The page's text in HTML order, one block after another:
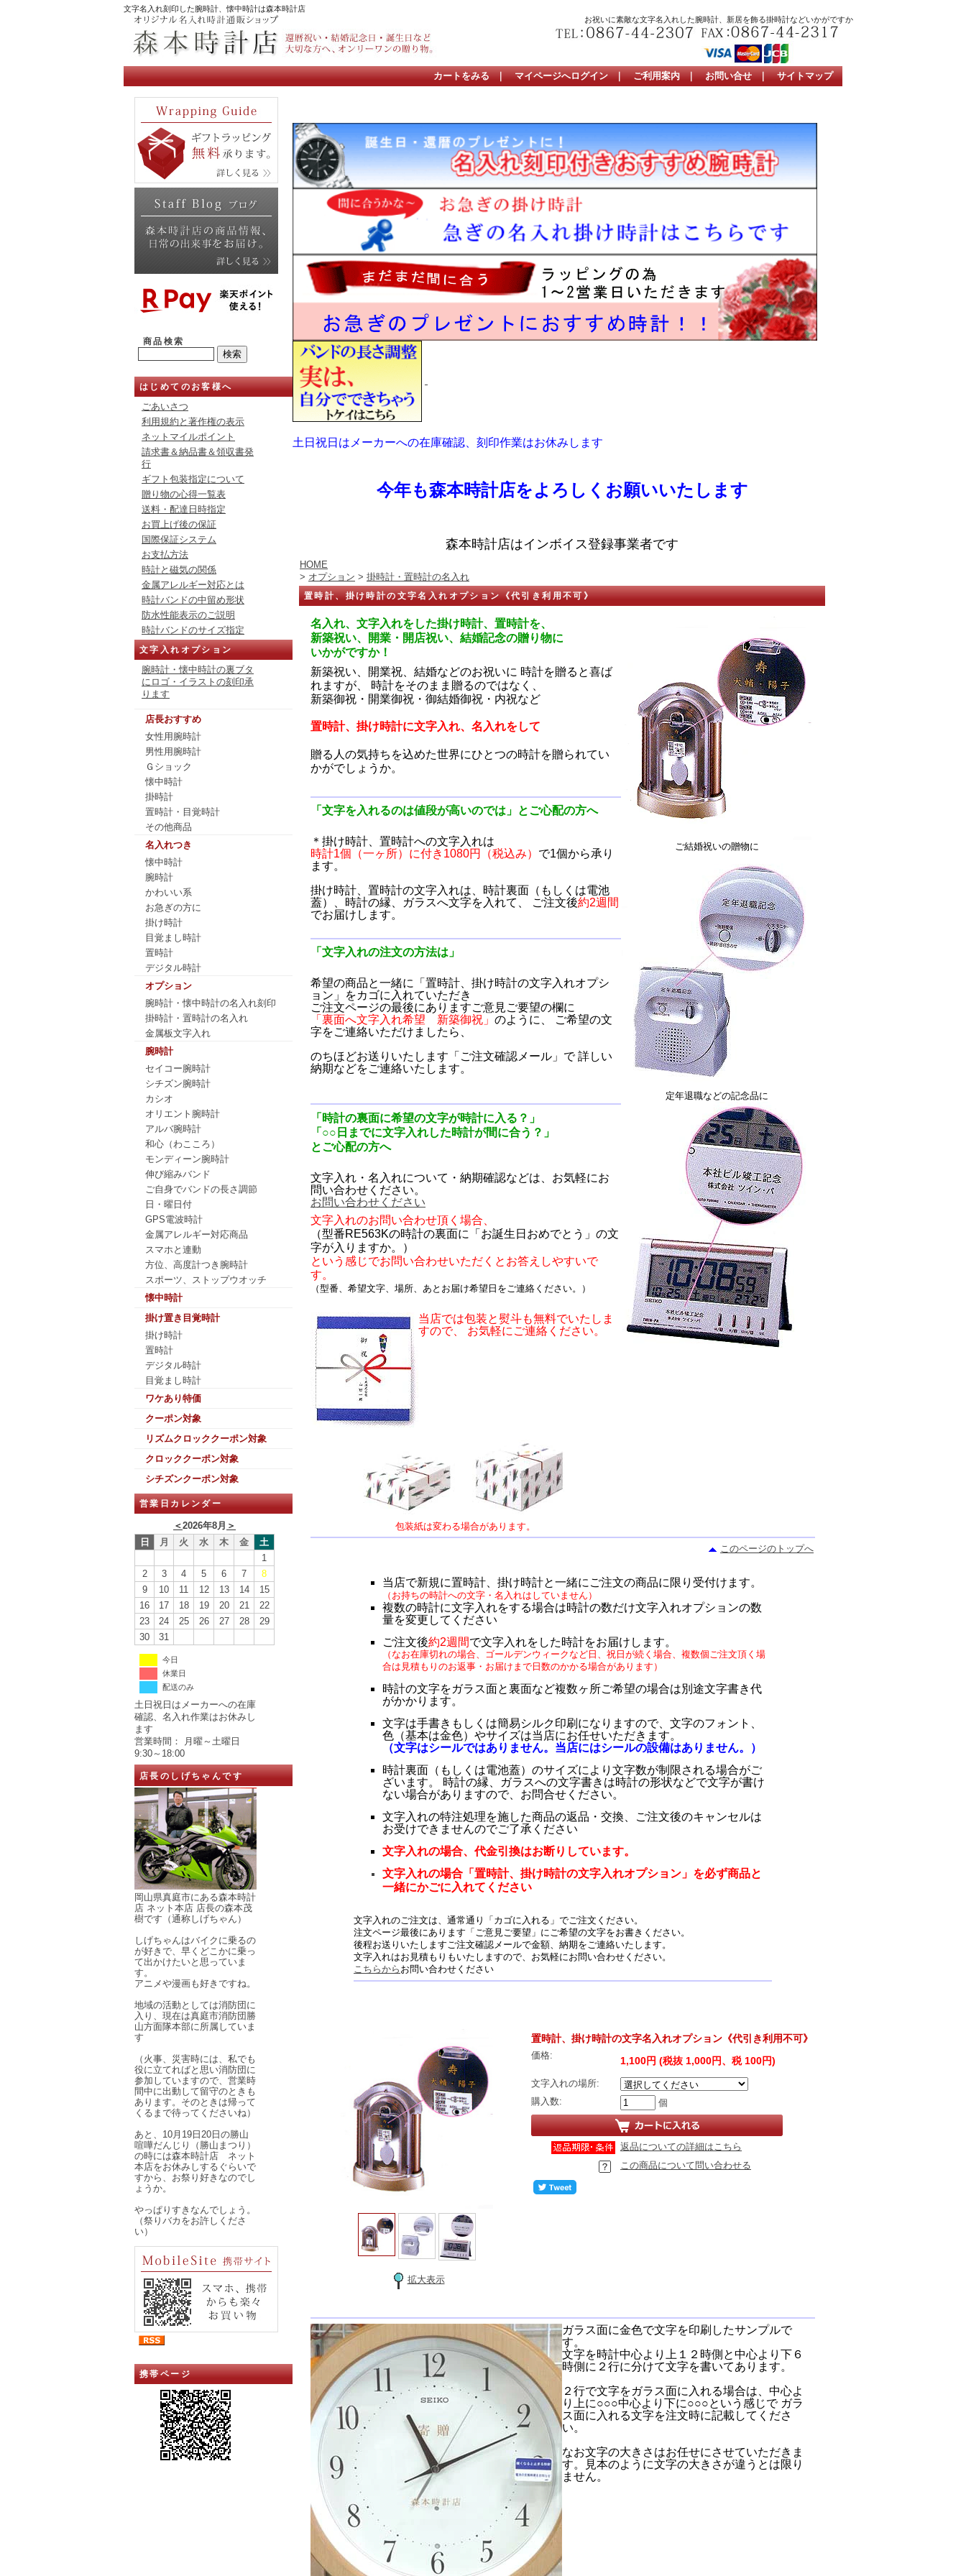
文字名入れ刻印した腕時計、懐中時計は森本時計店
お祝いに素敵な文字名入れした腕時計、新居を飾る掛時計などいかがですか
カートをみる ｜ マイページへログイン ｜ ご利用案内 ｜ お問い合せ ｜ サイトマップ
商品検索
はじめてのお客様へ
ごあいさつ
利用規約と著作権の表示
ネットマイルポイント
請求書＆納品書＆領収書発
行
ギフト包装指定について
贈り物の心得一覧表
送料・配達日時指定
お買上げ後の保証
国際保証システム
お支払方法
時計と磁気の関係
金属アレルギー対応とは
時計バンドの中留め形状
防水性能表示のご説明
時計バンドのサイズ指定
文字入れオプション
腕時計・懐中時計の裏ブタ
にロゴ・イラストの刻印承
ります
店長おすすめ
女性用腕時計
男性用腕時計
Ｇショック
懐中時計
掛時計
置時計・目覚時計
その他商品
名入れつき
懐中時計
腕時計
かわいい系
お急ぎの方に
掛け時計
目覚まし時計
置時計
デジタル時計
オプション
腕時計・懐中時計の名入れ刻印
掛時計・置時計の名入れ
金属板文字入れ
腕時計
セイコー腕時計
シチズン腕時計
カシオ
オリエント腕時計
アルバ腕時計
和心（わこころ）
モンディーン腕時計
伸び縮みバンド
ご自身でバンドの長さ調節
日・曜日付
GPS電波時計
金属アレルギー対応商品
スマホと連動
方位、高度計つき腕時計
スポーツ、ストップウオッチ
懐中時計
掛け置き目覚時計
掛け時計
置時計
デジタル時計
目覚まし時計
ワケあり特価
クーポン対象
リズムクロッククーポン対象
クロッククーポン対象
シチズンクーポン対象
営業日カレンダー
＜2026年8月 ＞
日
月 火 水 木 金
土
1
2
3 4 5 6 7
8
9
10 11 12 13 14
15
16
17 18 19 20 21
22
23
24 25 26 27 28
29
30
31
今日
休業日
配送のみ
土日祝日はメーカーへの在庫
確認、名入れ作業はお休みし
ます
営業時間： 月曜～土曜日
9:30～18:00
店長のしげちゃんです
岡山県真庭市にある森本時計
店 ネット本店 店長の森本茂
樹です（通称しげちゃん）
しげちゃんはバイクに乗るの
が好きで、早くどこかに乗っ
て出かけたいと思っていま
す。
アニメや漫画も好きですね。
地域の活動としては消防団に
入り、現在は真庭市消防団勝
山方面隊本部に所属していま
す
（火事、災害時には、私でも
役に立てればと思い消防団に
参加していますので、営業時
間中に出動して留守のときも
あります。そのときは帰って
くるまで待ってくださいね）
あと、10月19日20日の勝山
喧嘩だんじり（勝山まつり）
の時には森本時計店 ネット
本店をお休みしするぐらいで
すから、お祭り好きなのでし
ょうか。
やっぱりすきなんでしょう。
（祭りバカをお許しくださ
い）
携帯ページ
土日祝日はメーカーへの在庫確認、刻印作業はお休みします
今年も森本時計店をよろしくお願いいたします
森本時計店はインボイス登録事業者です
HOME
> オプション > 掛時計・置時計の名入れ
置時計、掛け時計の文字名入れオプション《代引き利用不可》
名入れ、文字入れをした掛け時計、置時計を、
新築祝い、開業・開店祝い、結婚記念の贈り物に
いかがですか！
新築祝い、開業祝、結婚などのお祝いに 時計を贈ると喜ば
れますが、 時計をそのまま贈るのではなく、
新築御祝・開業御祝・御結婚御祝・内祝など
置時計、掛け時計に文字入れ、名入れをして
贈る人の気持ちを込めた世界にひとつの時計を贈られてい
かがでしょうか。
「文字を入れるのは値段が高いのでは」とご心配の方へ
＊掛け時計、置時計への文字入れは
時計1個（一ヶ所）に付き1080円（税込み） で1個から承り
ます。
掛け時計、置時計の文字入れは、時計裏面（もしくは電池
蓋）、時計の縁、ガラスへ文字を入れて、 ご注文後約2週間
でお届けします。
「文字入れの注文の方法は」
希望の商品と一緒に「置時計、掛け時計の文字入れオプシ
ョン」をカゴに入れていただき
ご注文ページの最後にありますご意見ご要望の欄に
「裏面へ文字入れ希望 新築御祝」 のように、 ご希望の文
字をご連絡いただけましたら、
のちほどお送りいたします「ご注文確認メール」で 詳しい
納期などをご連絡いたします。
「時計の裏面に希望の文字が時計に入る？」
「○○日までに文字入れした時計が間に合う？」
とご心配の方へ
文字入れ・名入れについて・納期確認などは、お気軽にお
問い合わせください。
お問い合わせください
文字入れのお問い合わせ頂く場合、
（型番RE563Kの時計の裏面に「お誕生日おめでとう」の文
字が入りますか。）
という感じでお問い合わせいただくとお答えしやすいで
す。
（型番、希望文字、場所、あとお届け希望日をご連絡ください。）
当店では包装と熨斗も無料でいたしま
すので、 お気軽にご連絡ください。
包装紙は変わる場合があります。
ご結婚祝いの贈物に
定年退職などの記念品に
このページのトップへ
当店で新規に置時計、掛け時計と一緒にご注文の商品に限り受付けます。
（お持ちの時計への文字・名入れはしていません）
複数の時計に文字入れをする場合は時計の数だけ文字入れオプションの数
量を変更してください
ご注文後約2週間で文字入れをした時計をお届けします。
（なお在庫切れの場合、ゴールデンウィークなど日、祝日が続く場合、複数個ご注文頂く場
合は見積もりのお返事・お届けまで日数のかかる場合があります）
時計の文字をガラス面と裏面など複数ヶ所ご希望の場合は別途文字書き代
がかかります。
文字は手書きもしくは簡易シルク印刷になりますので、文字のフォント、
色（基本は金色）やサイズは当店にお任せいただきます。
（文字はシールではありません。当店にはシールの設備はありません。）
時計裏面（もしくは電池蓋）のサイズにより文字数が制限される場合がご
ざいます。 時計の縁、ガラスへの文字書きは時計の形状などで文字が書け
ない場合がありますので、お問合せください。
文字入れの特注処理を施した商品の返品・交換、ご注文後のキャンセルは
お受けできませんのでご了承ください
文字入れの場合、代金引換はお断りしています。
文字入れの場合「置時計、掛け時計の文字入れオプション」を必ず商品と
一緒にかごに入れてください
文字入れのご注文は、通常通り「カゴに入れる」でご注文ください。
注文ページ最後にあります「ご意見ご要望」にご希望の文字をお書きください。
後程お送りいたしますご注文確認メールで金額、納期をご連絡いたします。
文字入れはお見積もりもいたしますので、お気軽にお問い合わせください。
こちらから お問い合わせください
拡大表示
置時計、掛け時計の文字名入れオプション《代引き利用不可》
価格: 1,100円 (税抜 1,000円、税 100円)
文字入れの場所:
購入数:
個
返品についての詳細はこちら
この商品について問い合わせる
ガラス面に金色で文字を印刷したサンプルで
す。
文字を時計中心より上１２時側と中心より下６
時側に２行に分けて文字を書いてあります。
２行で文字をガラス面に入れる場合は、中心よ
り上に○○○中心より下に○○○という感じで ガラ
ス面に入れる文字を注文時に記載してくださ
い。
なお文字の大きさはお任せにさせていただきま
す。見本のように文字の大きさが違うとは限り
ません。